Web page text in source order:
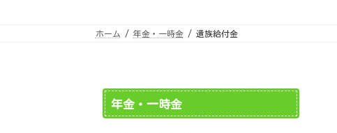
ホーム 年金・一時金 遺族給付金
年金・一時金